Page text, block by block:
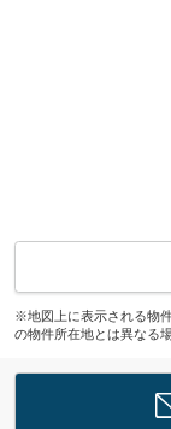
※地図上に表示される物
の物件所在地とは異なる